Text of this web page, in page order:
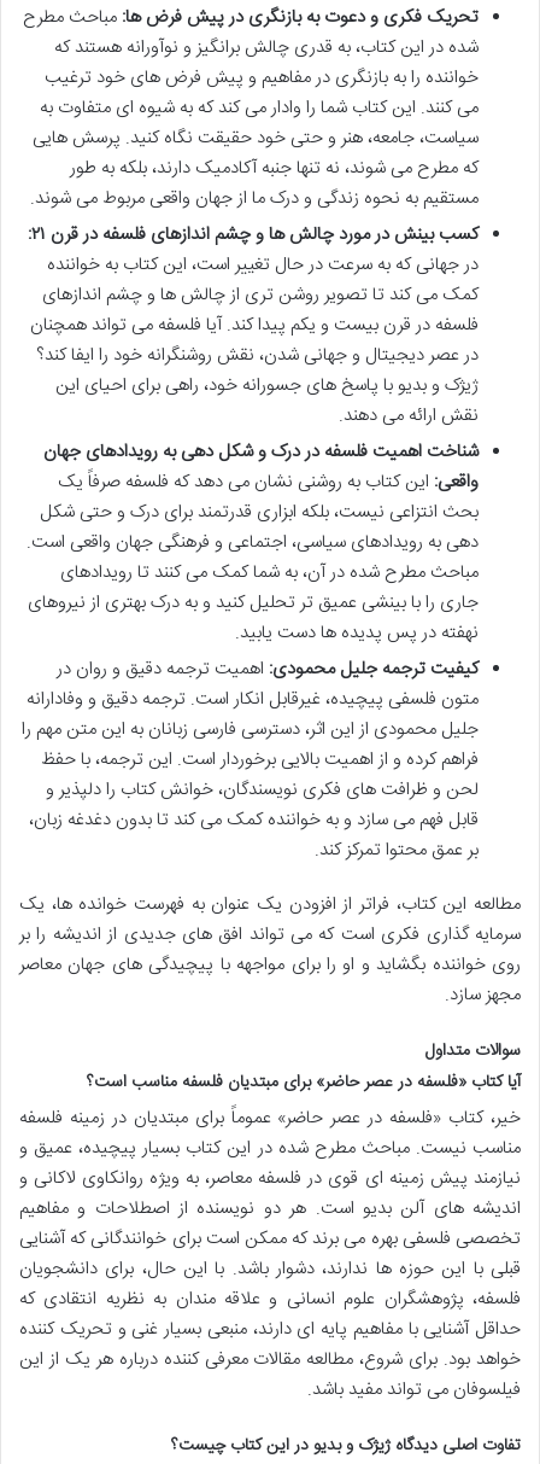
تحریک فکری و دعوت به بازنگری در پیش فرض ها: مباحث مطرح
شده در این کتاب، به قدری چالش برانگیز و نوآورانه هستند که
خواننده را به بازنگری در مفاهیم و پیش فرض های خود ترغیب
می کنند. این کتاب شما را وادار می کند که به شیوه ای متفاوت به
سیاست، جامعه، هنر و حتی خود حقیقت نگاه کنید. پرسش هایی
که مطرح می شوند، نه تنها جنبه آکادمیک دارند، بلکه به طور
مستقیم به نحوه زندگی و درک ما از جهان واقعی مربوط می شوند.
کسب بینش در مورد چالش ها و چشم اندازهای فلسفه در قرن ۲۱:
در جهانی که به سرعت در حال تغییر است، این کتاب به خواننده
کمک می کند تا تصویر روشن تری از چالش ها و چشم اندازهای
فلسفه در قرن بیست و یکم پیدا کند. آیا فلسفه می تواند همچنان
در عصر دیجیتال و جهانی شدن، نقش روشنگرانه خود را ایفا کند؟
ژیژک و بدیو با پاسخ های جسورانه خود، راهی برای احیای این
نقش ارائه می دهند.
شناخت اهمیت فلسفه در درک و شکل دهی به رویدادهای جهان
واقعی: این کتاب به روشنی نشان می دهد که فلسفه صرفاً یک
بحث انتزاعی نیست، بلکه ابزاری قدرتمند برای درک و حتی شکل
دهی به رویدادهای سیاسی، اجتماعی و فرهنگی جهان واقعی است.
مباحث مطرح شده در آن، به شما کمک می کنند تا رویدادهای
جاری را با بینشی عمیق تر تحلیل کنید و به درک بهتری از نیروهای
نهفته در پس پدیده ها دست یابید.
کیفیت ترجمه جلیل محمودی: اهمیت ترجمه دقیق و روان در
متون فلسفی پیچیده، غیرقابل انکار است. ترجمه دقیق و وفادارانه
جلیل محمودی از این اثر، دسترسی فارسی زبانان به این متن مهم را
فراهم کرده و از اهمیت بالایی برخوردار است. این ترجمه، با حفظ
لحن و ظرافت های فکری نویسندگان، خوانش کتاب را دلپذیر و
قابل فهم می سازد و به خواننده کمک می کند تا بدون دغدغه زبان،
بر عمق محتوا تمرکز کند.
مطالعه این کتاب، فراتر از افزودن یک عنوان به فهرست خوانده ها، یک
سرمایه گذاری فکری است که می تواند افق های جدیدی از اندیشه را بر
روی خواننده بگشاید و او را برای مواجهه با پیچیدگی های جهان معاصر
مجهز سازد.
سوالات متداول
آیا کتاب «فلسفه در عصر حاضر» برای مبتدیان فلسفه مناسب است؟
خیر، کتاب «فلسفه در عصر حاضر» عموماً برای مبتدیان در زمینه فلسفه
مناسب نیست. مباحث مطرح شده در این کتاب بسیار پیچیده، عمیق و
نیازمند پیش زمینه ای قوی در فلسفه معاصر، به ویژه روانکاوی لاکانی و
اندیشه های آلن بدیو است. هر دو نویسنده از اصطلاحات و مفاهیم
تخصصی فلسفی بهره می برند که ممکن است برای خوانندگانی که آشنایی
قبلی با این حوزه ها ندارند، دشوار باشد. با این حال، برای دانشجویان
فلسفه، پژوهشگران علوم انسانی و علاقه مندان به نظریه انتقادی که
حداقل آشنایی با مفاهیم پایه ای دارند، منبعی بسیار غنی و تحریک کننده
خواهد بود. برای شروع، مطالعه مقالات معرفی کننده درباره هر یک از این
فیلسوفان می تواند مفید باشد.
تفاوت اصلی دیدگاه ژیژک و بدیو در این کتاب چیست؟